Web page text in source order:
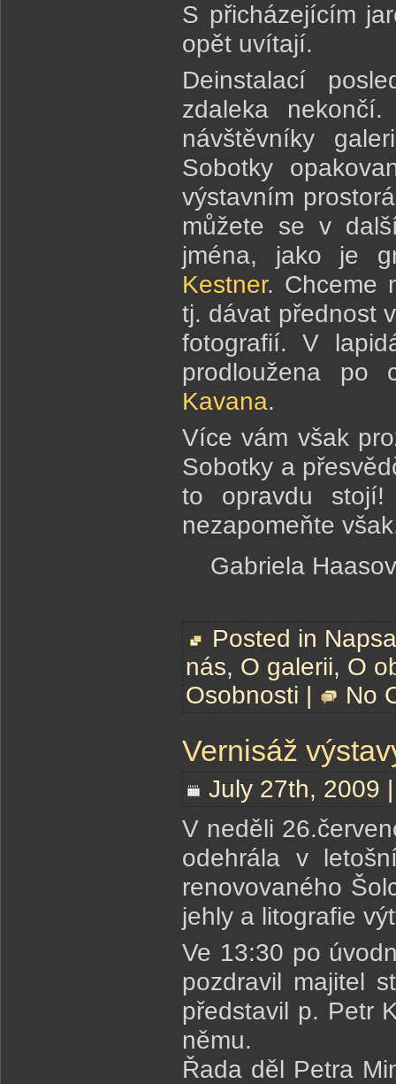
S přicházejícím
opět uvítají.
Deinstalací
zdaleka
návštěvníky
Sobotky
výstavním
můžete se v
jména, jako je
Kestner. Chceme
tj. dávat přednost
fotografií. V
prodloužena po
Kavana.
Více vám však
Sobotky a
to opravdu
nezapomeňte
Gabriela
Posted in
nás, O galerii, O
Osobnosti | No
Vernisáž
July 27th, 2009
V neděli
odehrála v
renovovaného
jehly a litografie
Ve 13:30 po
pozdravil majitel
představil p. Petr
němu.
Řada děl Petra